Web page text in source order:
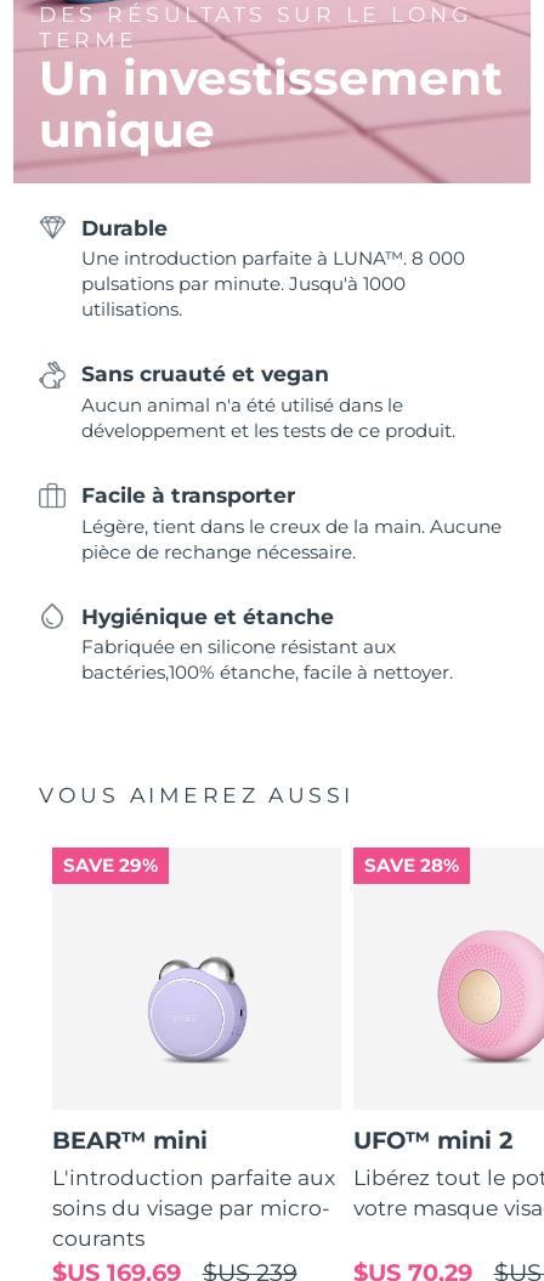
DES RÉSULTATS SUR LE LONG
TERME
Un investissement
unique
Durable
Une introduction parfaite à LUNA™. 8 000
pulsations par minute. Jusqu'à 1000
utilisations.
Sans cruauté et vegan
Aucun animal n'a été utilisé dans le
développement et les tests de ce produit.
Facile à transporter
Légère, tient dans le creux de la main. Aucune
pièce de rechange nécessaire.
Hygiénique et étanche
Fabriquée en silicone résistant aux
bactéries,100% étanche, facile à nettoyer.
VOUS AIMEREZ AUSSI
SAVE 29%
BEAR™ mini
L'introduction parfaite aux
soins du visage par micro-
courants
$US 239
$US 169,69
SAVE 28%
UFO™ mini 2
Libérez tout le
votre masque
$US 70,29